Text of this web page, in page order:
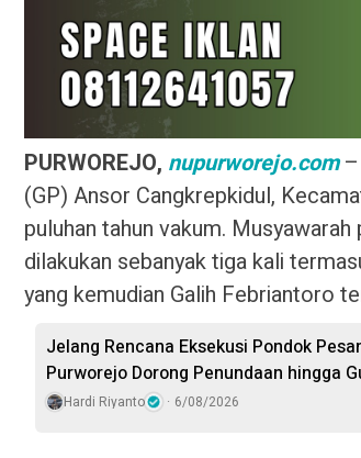
PURWOREJO, nupurworejo.com–
(GP) Ansor Cangkrepkidul,
puluhan tahun vakum.
dilakukan sebanyak tiga kali
yang kemudian Galih Febriantoro
Jelang Rencana Eksekusi Pondok
Purworejo Dorong Penundaan hingga
Hardi Riyanto 6/08/2026